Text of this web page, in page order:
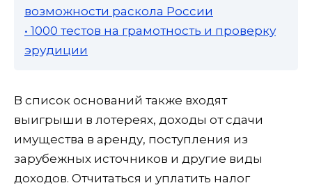
возможности раскола России
• 1000 тестов на грамотность и проверку
эрудиции
В список оснований также входят
выигрыши в лотереях, доходы от сдачи
имущества в аренду, поступления из
зарубежных источников и другие виды
доходов. Отчитаться и уплатить налог